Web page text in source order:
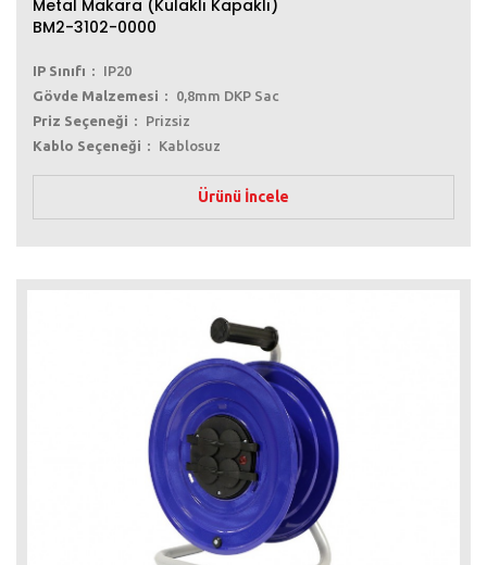
Metal Makara (Kulaklı Kapaklı)
BM2-3102-0000
IP Sınıfı
IP20
Gövde Malzemesi
0,8mm DKP Sac
Priz Seçeneği
Prizsiz
Kablo Seçeneği
Kablosuz
Ürünü İncele